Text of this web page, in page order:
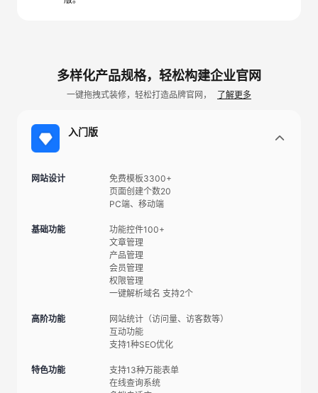
多样化产品规格，轻松构建企业官网
一键拖拽式装修，轻松打造品牌官网， 了解更多
入门版
网站设计
免费模板3300+
页面创建个数20
PC端、移动端
基础功能
功能控件100+
文章管理
产品管理
会员管理
权限管理
一键解析域名 支持2个
高阶功能
网站统计（访问量、访客数等）
互动功能
支持1种SEO优化
特色功能
支持13种万能表单
在线查询系统